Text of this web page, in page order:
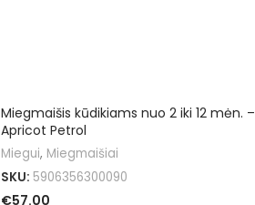
Miegmaišis kūdikiams nuo 2 iki 12 mėn. –
Apricot Petrol
Miegui, Miegmaišiai
SKU: 5906356300090
€57.00